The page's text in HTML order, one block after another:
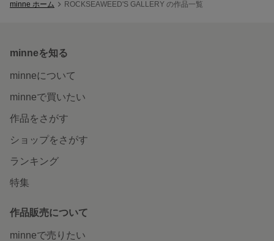
minne ホーム ROCKSEAWEED'S GALLERY の作品一覧
minneを知る
minneについて
minneで買いたい
作品をさがす
ショップをさがす
ランキング
特集
作品販売について
minneで売りたい